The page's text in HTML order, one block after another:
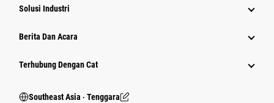
Solusi Industri
Berita Dan Acara
Terhubung Dengan Cat
Southeast Asia ‧ Tenggara